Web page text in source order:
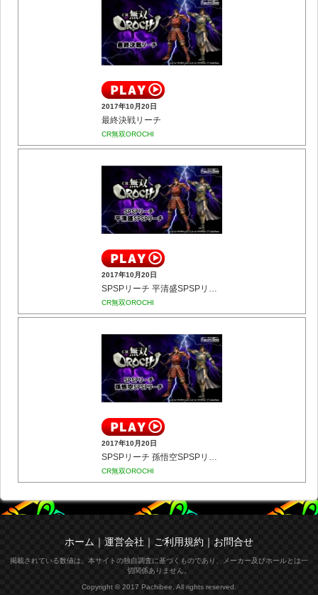
2017年10月20日
最終決戦リーチ
CR無双OROCHI
2017年10月20日
SPSPリーチ 平清盛SPSPリーチ
CR無双OROCHI
2017年10月20日
SPSPリーチ 孫悟空SPSPリーチ
CR無双OROCHI
ホーム ｜ 運営会社 ｜ ご利用規約 ｜ お問合せ
掲載されている数値は、本サイトの独自調査に基づくものであり、メーカー及びホールとは一
切関係ありません。
Copyright © 2017 Pachibee. All rights reserved.